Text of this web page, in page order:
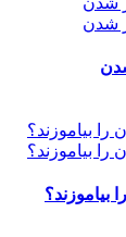
بیاموزند؟